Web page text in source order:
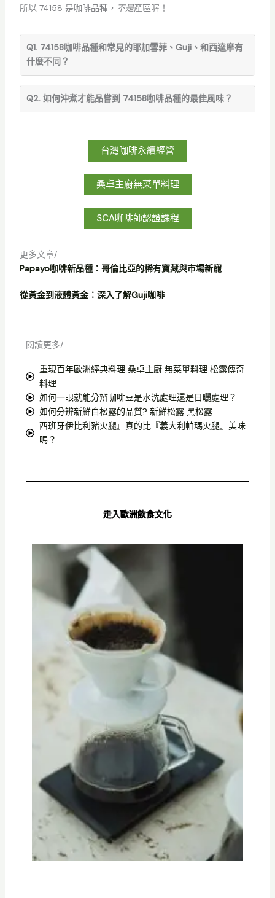
所以 74158 是咖啡品種， 不是產區喔！
Q1. 74158咖啡品種和常見的耶加雪菲、Guji、和西達摩有
什麼不同？
Q2. 如何沖煮才能品嘗到 74158咖啡品種的最佳風味？
台灣咖啡永續經營
桑卓主廚無菜單料理
SCA咖啡師認證課程
更多文章/
Papayo咖啡新品種：哥倫比亞的稀有寶藏與市場新寵
從黃金到液體黃金：深入了解Guji咖啡
閱讀更多/
重現百年歐洲經典料理 桑卓主廚 無菜單料理 松露傳奇
料理
如何一眼就能分辨咖啡豆是水洗處理還是日曬處理？
如何分辨新鮮白松露的品質? 新鮮松露 黑松露
西班牙伊比利豬火腿』真的比『義大利帕瑪火腿』美味
嗎？
走入歐洲飲食文化